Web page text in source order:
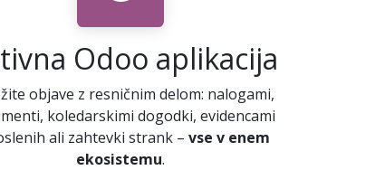
Odoo aplikacija
objave z resničnim delom: nalogami,
koledarskimi dogodki, evidencami
ali zahtevki strank – vse v enem
ekosistemu.